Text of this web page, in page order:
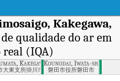
Kakegawa,
qualidade do ar em
real (IQA)
Kakegawa, Shizuoka
大東支所掛川市
Kounodai, Iwata-shi,
磐田市役所磐田市